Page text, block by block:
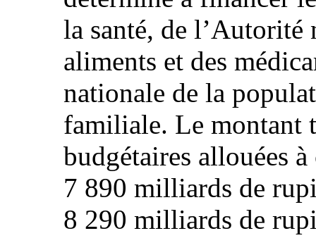
la santé, de l’Autorité
aliments et des
nationale de la
familiale. Le montant
budgétaires allouées
7 890 milliards de
8 290 milliards de